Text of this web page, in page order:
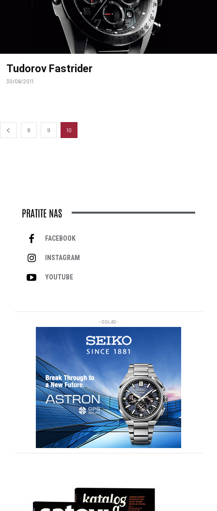
Tudorov Fastrider
30/06/2011
8 9 10
PRATITE NAS
FACEBOOK
INSTAGRAM
YOUTUBE
- OGLAS -